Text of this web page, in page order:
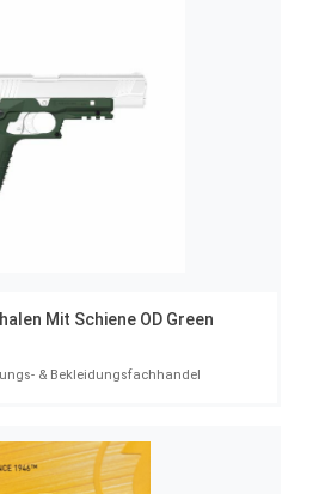
Mit Schiene OD Green
& Bekleidungsfachhandel